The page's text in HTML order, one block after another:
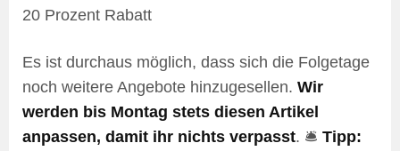
20 Prozent Rabatt
Es ist durchaus möglich, dass sich die Folgetage
noch weitere Angebote hinzugesellen. Wir
werden bis Montag stets diesen Artikel
anpassen, damit ihr nichts verpasst. 🛎️ Tipp: